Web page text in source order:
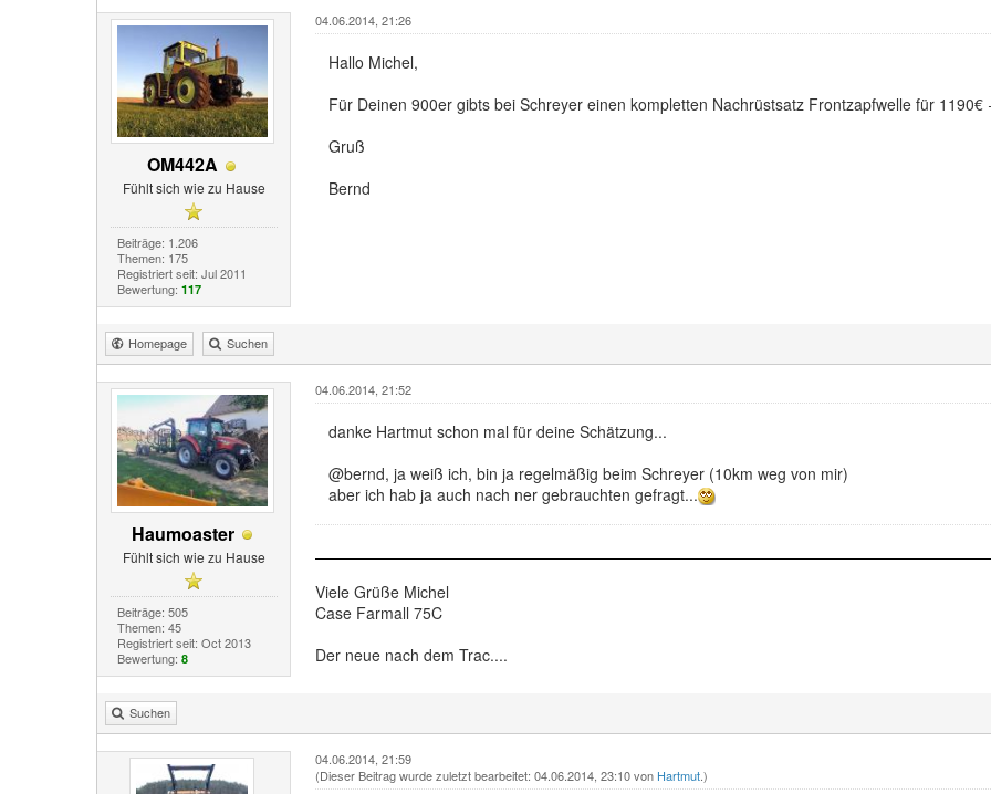
OM442A
Fühlt sich wie zu Hause
Beiträge: 1.206
Themen: 175
Registriert seit: Jul 2011
Bewertung: 117
04.06.2014, 21:26
Hallo Michel,
Für Deinen 900er gibts bei Schreyer einen kompletten Nachrüstsatz Frontzapfwelle für 1190€
Gruß
Bernd
Homepage Suchen
Haumoaster
Fühlt sich wie zu Hause
Beiträge: 505
Themen: 45
Registriert seit: Oct 2013
Bewertung: 8
04.06.2014, 21:52
danke Hartmut schon mal für deine Schätzung...
@bernd, ja weiß ich, bin ja regelmäßig beim Schreyer (10km weg von mir)
aber ich hab ja auch nach ner gebrauchten gefragt...
Viele Grüße Michel
Case Farmall 75C
Der neue nach dem Trac....
Suchen
04.06.2014, 21:59
(Dieser Beitrag wurde zuletzt bearbeitet: 04.06.2014, 23:10 von Hartmut.)